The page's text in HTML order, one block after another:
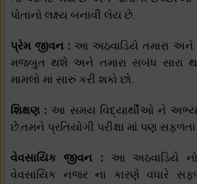
પોતાનો લક્ષ્ય બનાવી લેય છે.
પ્રેમ જીવન : આ અઠવાડિયે તમારા અને
મજબુત થશે અને તમારા સબંધ સારા
મામલો માં સારું કરી શકો છો.
શિક્ષણ : આ સમય વિદ્યાર્થીઓ ને
છે.તમને પ્રતિયોગી પરીક્ષા માં પણ
વેવસાયિક જીવન : આ અઠવાડિયે
વેવસાયિક નજર ના કારણે વધારે